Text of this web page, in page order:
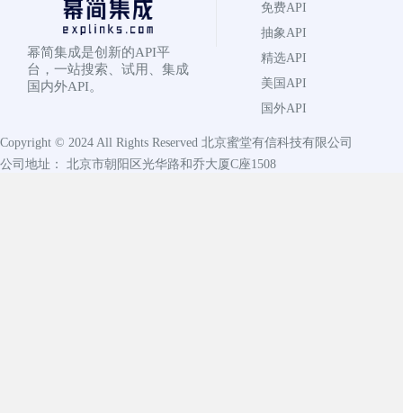
幂简集成是创新的API平
台，一站搜索、试用、集成
国内外API。
免费API
抽象API
精选API
美国API
国外API
Copyright © 2024 All Rights Reserved 北京蜜堂有信科技有限公司
公司地址： 北京市朝阳区光华路和乔大厦C座1508